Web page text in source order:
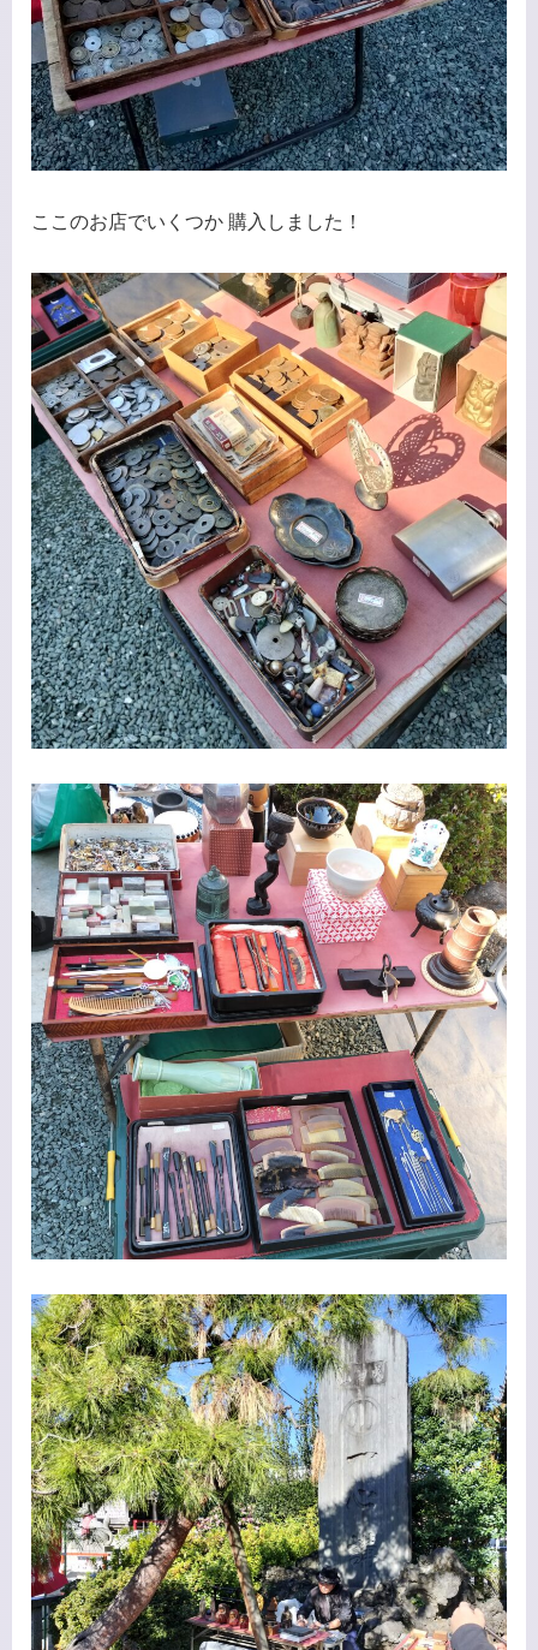
ここのお店でいくつか 購入しました！